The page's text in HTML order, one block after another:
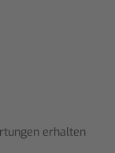
erhalten